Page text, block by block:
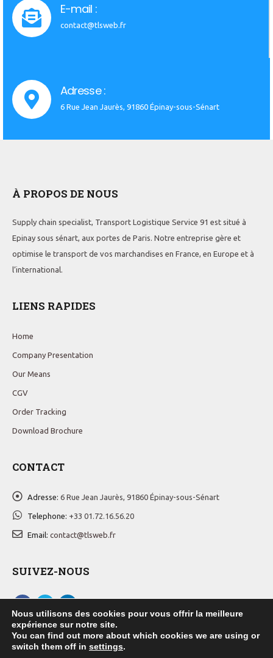
E-mail :
contact@tlsweb.fr
Adresse :
6 Rue Jean Jaurès, 91860 Épinay-sous-Sénart
À PROPOS DE NOUS
Supply chain specialist, Transport Logistique Service 91 est situé à
Epinay sous sénart, aux portes de Paris. Notre entreprise gère et
optimise le transport de vos marchandises en France, en Europe et à
l’international.
LIENS RAPIDES
Home
Company Presentation
Our Means
CGV
Order Tracking
Download Brochure
CONTACT
Adresse: 6 Rue Jean Jaurès, 91860 Épinay-sous-Sénart
Telephone: +33 01.72.16.56.20
Email: contact@tlsweb.fr
SUIVEZ-NOUS
Nous utilisons des cookies pour vous offrir la meilleure
expérience sur notre site.
You can find out more about which cookies we are using or
switch them off in settings.